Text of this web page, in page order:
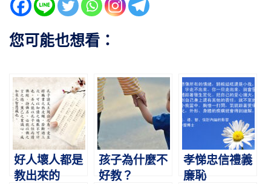
您可能也想看：
好人壞人都是
教出來的
孩子為什麼不
好教？
孝悌忠信禮義
廉恥